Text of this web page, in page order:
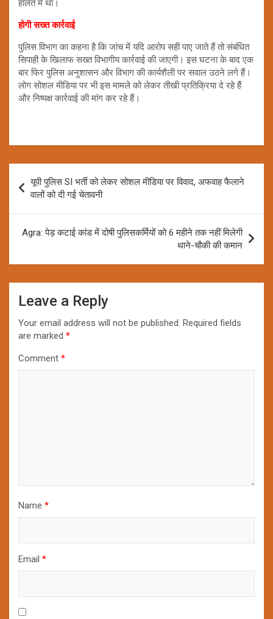
हालत में था।
होगी सख्त कार्रवाई
पुलिस विभाग का कहना है कि जांच में यदि आरोप सही पाए जाते हैं तो संबंधित
सिपाही के खिलाफ सख्त विभागीय कार्रवाई की जाएगी। इस घटना के बाद एक
बार फिर पुलिस अनुशासन और विभाग की कार्यशैली पर सवाल उठने लगे हैं।
लोग सोशल मीडिया पर भी इस मामले को लेकर तीखी प्रतिक्रिया दे रहे हैं
और निष्पक्ष कार्रवाई की मांग कर रहे हैं।
navigation
यूपी पुलिस SI भर्ती को लेकर सोशल मीडिया पर विवाद, अफवाह फैलाने
वालों को दी गई चेतावनी
Agra: पेड़ कटाई कांड में दोषी पुलिसकर्मियों को 6 महीने तक नहीं मिलेगी
थाने-चौकी की कमान
Leave a Reply
Your email address will not be published. Required fields
are marked *
Comment *
Name *
Email *